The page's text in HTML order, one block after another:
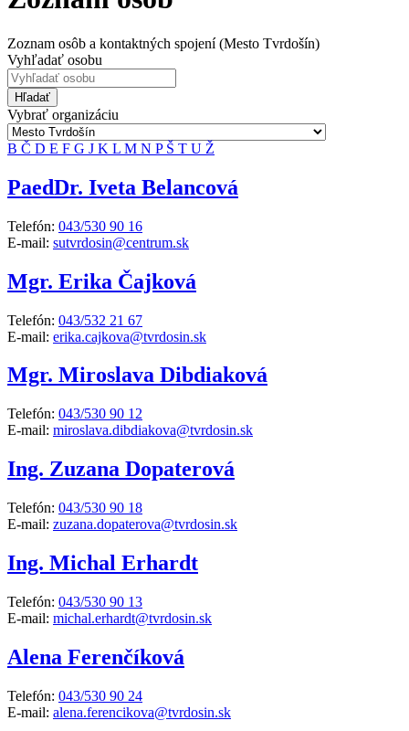
Zoznam osôb a kontaktných spojení (Mesto Tvrdošín)
Vyhľadať osobu
Hľadať
Vybrať organizáciu
B Č D E F G J K L M N P Š T U Ž
PaedDr. Iveta Belancová
Telefón: 043/530 90 16
E-mail: sutvrdosin@centrum.sk
Mgr. Erika Čajková
Telefón: 043/532 21 67
E-mail: erika.cajkova@tvrdosin.sk
Mgr. Miroslava Dibdiaková
Telefón: 043/530 90 12
E-mail: miroslava.dibdiakova@tvrdosin.sk
Ing. Zuzana Dopaterová
Telefón: 043/530 90 18
E-mail: zuzana.dopaterova@tvrdosin.sk
Ing. Michal Erhardt
Telefón: 043/530 90 13
E-mail: michal.erhardt@tvrdosin.sk
Alena Ferenčíková
Telefón: 043/530 90 24
E-mail: alena.ferencikova@tvrdosin.sk